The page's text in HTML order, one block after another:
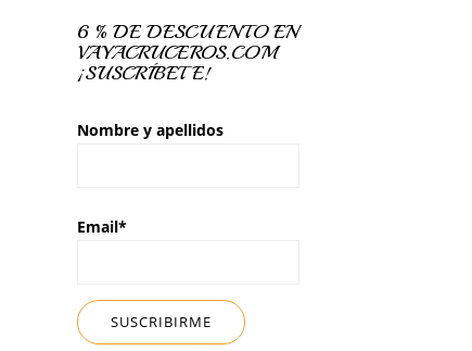
6 % DE DESCUENTO EN
VAYACRUCEROS.COM
¡SUSCRÍBETE!
Nombre y apellidos
Email*